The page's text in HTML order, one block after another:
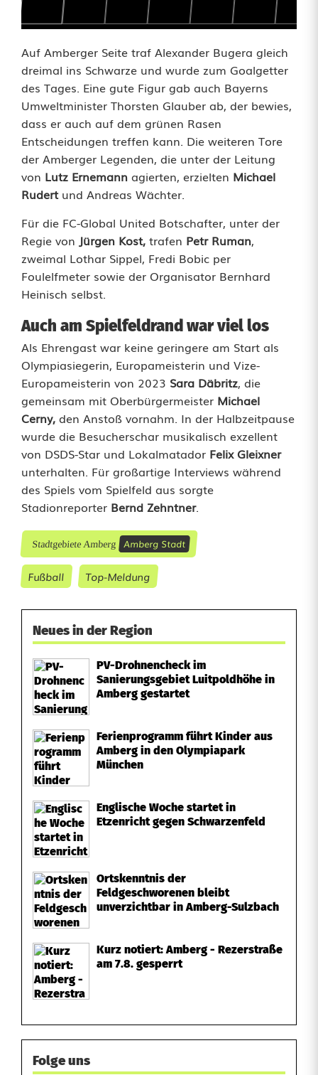
Auf Amberger Seite traf Alexander Bugera gleich
dreimal ins Schwarze und wurde zum Goalgetter
des Tages. Eine gute Figur gab auch Bayerns
Umweltminister Thorsten Glauber ab, der bewies,
dass er auch auf dem grünen Rasen
Entscheidungen treffen kann. Die weiteren Tore
der Amberger Legenden, die unter der Leitung
von Lutz Ernemann agierten, erzielten Michael
Rudert und Andreas Wächter.
Für die FC-Global United Botschafter, unter der
Regie von Jürgen Kost, trafen Petr Ruman,
zweimal Lothar Sippel, Fredi Bobic per
Foulelfmeter sowie der Organisator Bernhard
Heinisch selbst.
Auch am Spielfeldrand war viel los
Als Ehrengast war keine geringere am Start als
Olympiasiegerin, Europameisterin und Vize-
Europameisterin von 2023 Sara Däbritz, die
gemeinsam mit Oberbürgermeister Michael
Cerny, den Anstoß vornahm. In der Halbzeitpause
wurde die Besucherschar musikalisch exzellent
von DSDS-Star und Lokalmatador Felix Gleixner
unterhalten. Für großartige Interviews während
des Spiels vom Spielfeld aus sorgte
Stadionreporter Bernd Zehntner.
Stadtgebiete Amberg Amberg Stadt
Fußball Top-Meldung
Neues in der Region
PV-Drohnencheck im
Sanierungsgebiet Luitpoldhöhe in
Amberg gestartet
Ferienprogramm führt Kinder aus
Amberg in den Olympiapark
München
Englische Woche startet in
Etzenricht gegen Schwarzenfeld
Ortskenntnis der
Feldgeschworenen bleibt
unverzichtbar in Amberg-Sulzbach
Kurz notiert: Amberg - Rezerstraße
am 7.8. gesperrt
Folge uns